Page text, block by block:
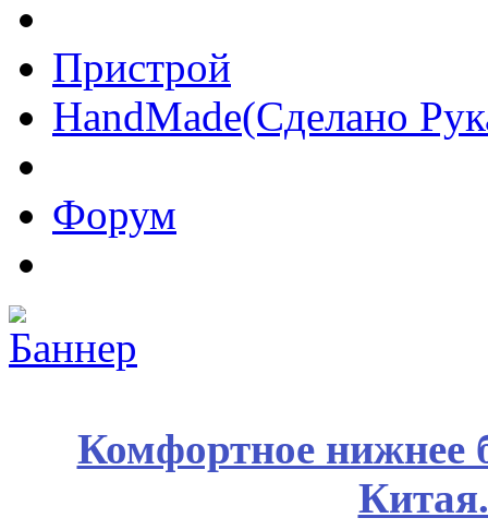
Пристрой
HandMade(Сделано
Форум
Комфортное нижнее